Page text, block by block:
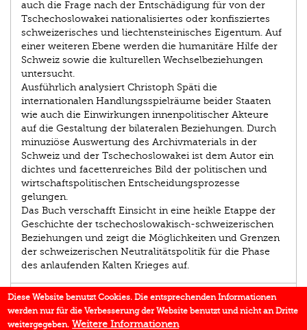
auch die Frage nach der Entschädigung für von der
Tschechoslowakei nationalisiertes oder konfisziertes
schweizerisches und liechtensteinisches Eigentum. Auf
einer weiteren Ebene werden die humanitäre Hilfe der
Schweiz sowie die kulturellen Wechselbeziehungen
untersucht.
Ausführlich analysiert Christoph Späti die
internationalen Handlungsspielräume beider Staaten
wie auch die Einwirkungen innenpolitischer Akteure
auf die Gestaltung der bilateralen Beziehungen. Durch
minuziöse Auswertung des Archivmaterials in der
Schweiz und der Tschechoslowakei ist dem Autor ein
dichtes und facettenreiches Bild der politischen und
wirtschaftspolitischen Entscheidungsprozesse
gelungen.
Das Buch verschafft Einsicht in eine heikle Etappe der
Geschichte der tschechoslowakisch-schweizerischen
Beziehungen und zeigt die Möglichkeiten und Grenzen
der schweizerischen Neutralitätspolitik für die Phase
des anlaufenden Kalten Krieges auf.
AUTOR/IN
IN DEN MEDIEN
Diese Website benutzt Cookies. Die entsprechenden Informationen
werden nur für die Verbesserung der Website benutzt und nicht an Dritte
weitergegeben. Weitere Informationen